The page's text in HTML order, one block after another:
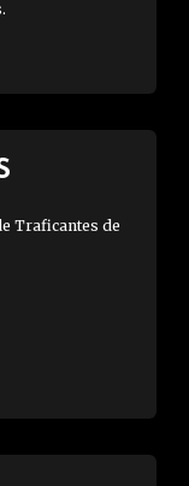
Traficantes de